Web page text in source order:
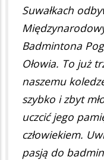
Suwałkach
Badmintona
Ołowia. To już
naszemu
szybko i zbyt
uczcić jego
człowiekiem.
pasją do